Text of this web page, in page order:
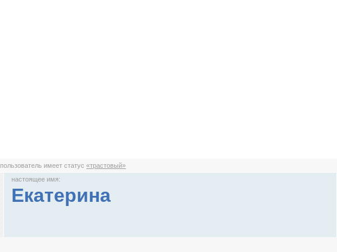
пользователь имеет статус«трастовый»
настоящее имя:
Екатерина